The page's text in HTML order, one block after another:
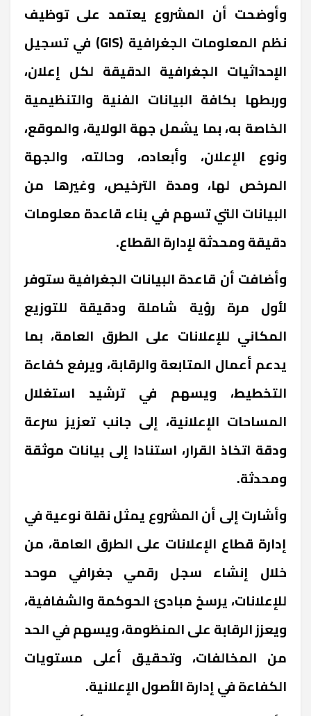
وأوضحت أن المشروع يعتمد على توظيف
نظم المعلومات الجغرافية (GIS) في تسجيل
الإحداثيات الجغرافية الدقيقة لكل إعلان،
وربطها بكافة البيانات الفنية والتنظيمية
الخاصة به، بما يشمل جهة الولاية، والموقع،
ونوع الإعلان، وأبعاده، وحالته، والجهة
المرخص لها، ومدة الترخيص، وغيرها من
البيانات التي تسهم في بناء قاعدة معلومات
دقيقة ومحدثة لإدارة القطاع.
وأضافت أن قاعدة البيانات الجغرافية ستوفر
لأول مرة رؤية شاملة ودقيقة للتوزيع
المكاني للإعلانات على الطرق العامة، بما
يدعم أعمال المتابعة والرقابة، ويرفع كفاءة
التخطيط، ويسهم في ترشيد استغلال
المساحات الإعلانية، إلى جانب تعزيز سرعة
ودقة اتخاذ القرار، استنادا إلى بيانات موثقة
ومحدثة.
وأشارت إلى أن المشروع يمثل نقلة نوعية في
إدارة قطاع الإعلانات على الطرق العامة، من
خلال إنشاء سجل رقمي جغرافي موحد
للإعلانات، يرسخ مبادئ الحوكمة والشفافية،
ويعزز الرقابة على المنظومة، ويسهم في الحد
من المخالفات، وتحقيق أعلى مستويات
الكفاءة في إدارة الأصول الإعلانية.